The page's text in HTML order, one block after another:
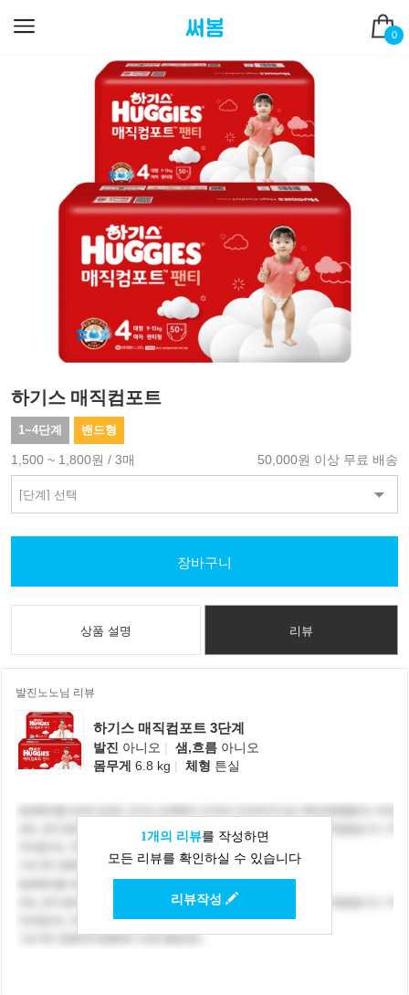
0
하기스 매직컴포트
1~4단계 밴드형
1,500 ~ 1,800원 / 3매 50,000원 이상 무료 배송
장바구니
상품 설명 리뷰
발진노노님 리뷰
하기스 매직컴포트 3단계
발진 아니오 | 샘,흐름 아니오
몸무게 6.8 kg | 체형 튼실
1개의 리뷰를 작성하면
모든 리뷰를 확인하실 수 있습니다
리뷰작성